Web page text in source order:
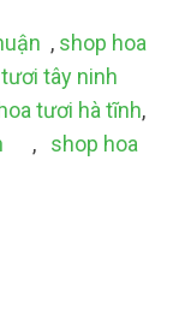
, shop hoa
tây ninh
tươi hà tĩnh,
,
shop hoa